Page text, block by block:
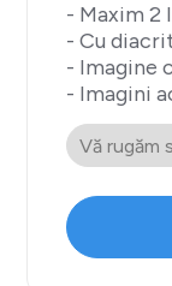
- Maxim
- Cu
- Imagine
- Imagini